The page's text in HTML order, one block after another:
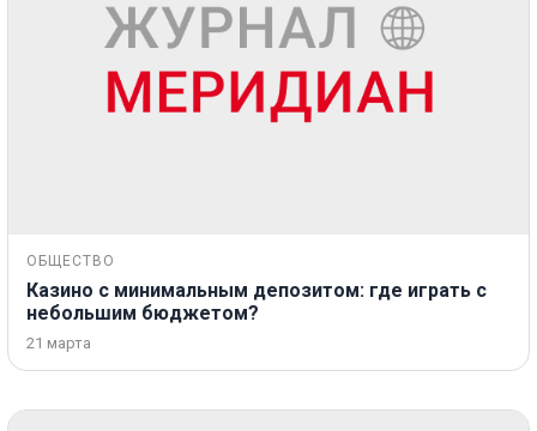
ОБЩЕСТВО
Казино с минимальным депозитом: где играть с
небольшим бюджетом?
21 марта